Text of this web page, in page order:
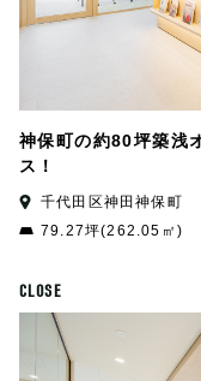
神保町の約80坪築浅
ス！
千代田区神田神保町
79.27坪(262.05㎡)
CLOSE